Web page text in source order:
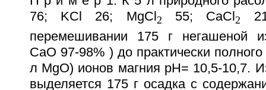
76; KCl 26; MgCl 2 55; CaCl 2
перемешивании 175 г негашеной
СаО 97-98% ) до практически
л MgO) ионов магния рН= 10,5-10,7.
выделяется 175 г осадка с